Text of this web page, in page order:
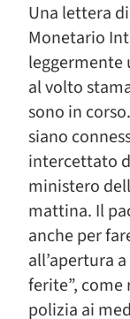
Una lettera
Monetario
leggermente
al volto
sono in
siano
intercettato
ministero
mattina. Il
anche per
all’apertura
ferite”,
polizia ai